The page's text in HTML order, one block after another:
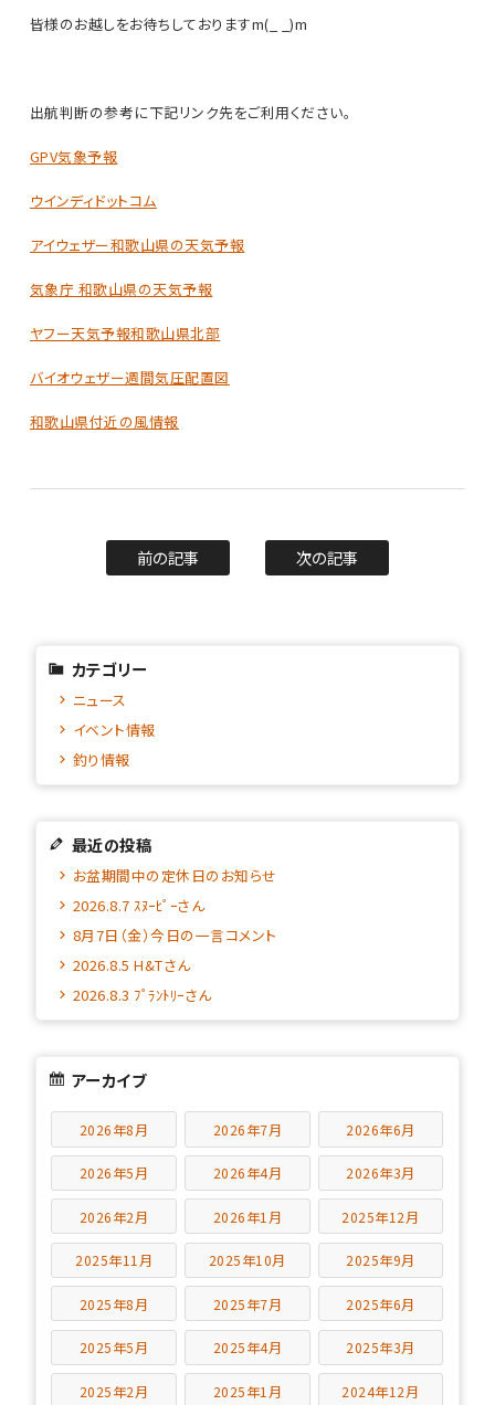
皆様のお越しをお待ちしておりますm(_ _)m
出航判断の参考に下記リンク先をご利用ください。
GPV気象予報
ウインディドットコム
アイウェザー和歌山県の天気予報
気象庁 和歌山県の天気予報
ヤフー天気予報和歌山県北部
バイオウェザー週間気圧配置図
和歌山県付近の風情報
前の記事 次の記事
カテゴリー
ニュース
イベント情報
釣り情報
最近の投稿
お盆期間中の定休日のお知らせ
2026.8.7 ｽﾇｰﾋﾟｰさん
8月7日（金）今日の一言コメント
2026.8.5 H&Tさん
2026.8.3 ﾌﾟﾗﾝﾄﾘｰさん
アーカイブ
2026年8月 2026年7月 2026年6月
2026年5月 2026年4月 2026年3月
2026年2月 2026年1月 2025年12月
2025年11月 2025年10月 2025年9月
2025年8月 2025年7月 2025年6月
2025年5月 2025年4月 2025年3月
2025年2月 2025年1月 2024年12月